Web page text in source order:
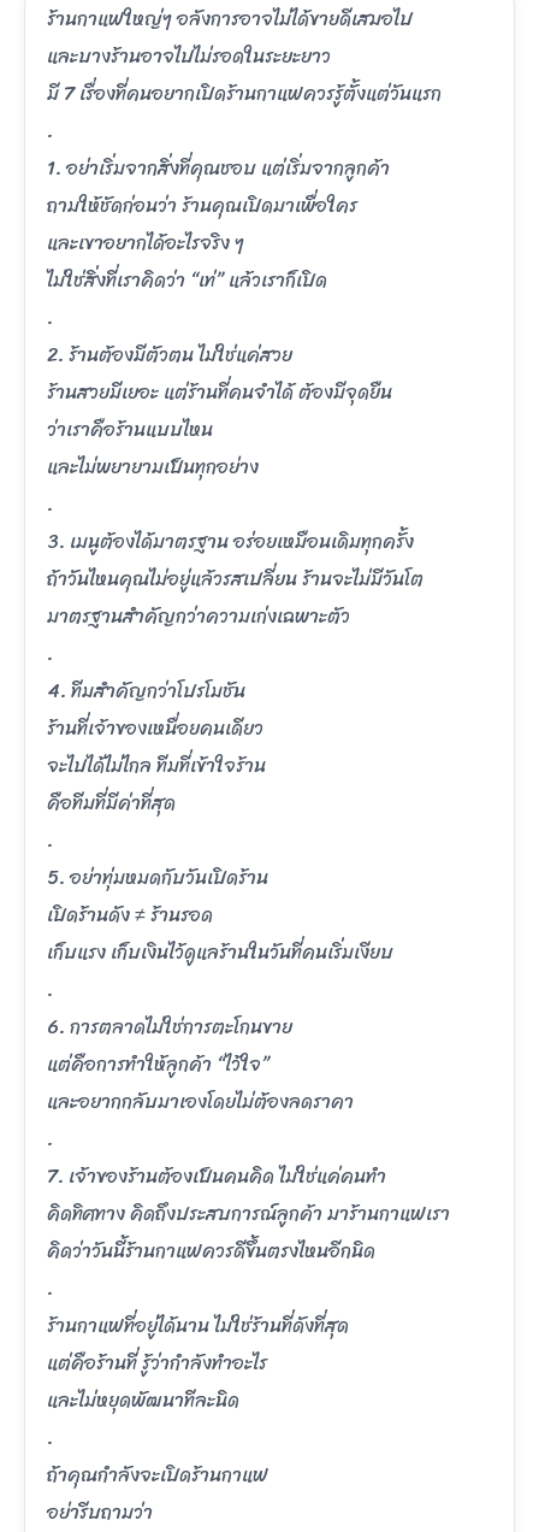
ร้านกาแฟใหญ่ๆ อลังการอาจไม่ได้ขายดีเสมอไป
และบางร้านอาจไปไม่รอดในระยะยาว
มี 7 เรื่องที่คนอยากเปิดร้านกาแฟควรรู้ตั้งแต่วันแรก
.
1. อย่าเริ่มจากสิ่งที่คุณชอบ แต่เริ่มจากลูกค้า
ถามให้ชัดก่อนว่า ร้านคุณเปิดมาเพื่อใคร
และเขาอยากได้อะไรจริง ๆ
ไม่ใช่สิ่งที่เราคิดว่า “เท่” แล้วเราก็เปิด
.
2. ร้านต้องมีตัวตน ไม่ใช่แค่สวย
ร้านสวยมีเยอะ แต่ร้านที่คนจำได้ ต้องมีจุดยืน
ว่าเราคือร้านแบบไหน
และไม่พยายามเป็นทุกอย่าง
.
3. เมนูต้องได้มาตรฐาน อร่อยเหมือนเดิมทุกครั้ง
ถ้าวันไหนคุณไม่อยู่แล้วรสเปลี่ยน ร้านจะไม่มีวันโต
มาตรฐานสำคัญกว่าความเก่งเฉพาะตัว
.
4. ทีมสำคัญกว่าโปรโมชัน
ร้านที่เจ้าของเหนื่อยคนเดียว
จะไปได้ไม่ไกล ทีมที่เข้าใจร้าน
คือทีมที่มีค่าที่สุด
.
5. อย่าทุ่มหมดกับวันเปิดร้าน
เปิดร้านดัง ≠ ร้านรอด
เก็บแรง เก็บเงินไว้ดูแลร้านในวันที่คนเริ่มเงียบ
.
6. การตลาดไม่ใช่การตะโกนขาย
แต่คือการทำให้ลูกค้า “ไว้ใจ”
และอยากกลับมาเองโดยไม่ต้องลดราคา
.
7. เจ้าของร้านต้องเป็นคนคิด ไม่ใช่แค่คนทำ
คิดทิศทาง คิดถึงประสบการณ์ลูกค้า มาร้านกาแฟเรา
คิดว่าวันนี้ร้านกาแฟควรดีขึ้นตรงไหนอีกนิด
.
ร้านกาแฟที่อยู่ได้นาน ไม่ใช่ร้านที่ดังที่สุด
แต่คือร้านที่ รู้ว่ากำลังทำอะไร
และไม่หยุดพัฒนาทีละนิด
.
ถ้าคุณกำลังจะเปิดร้านกาแฟ
อย่ารีบถามว่า